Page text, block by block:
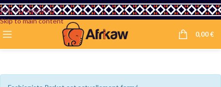
Skip to navigation
Skip to main content
0,00€